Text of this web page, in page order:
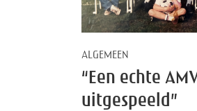
ALGEMEEN
“Een echte
uitgespeeld”